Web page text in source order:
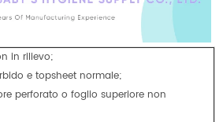
in rilievo;
e topsheet normale;
perforato o foglio superiore non